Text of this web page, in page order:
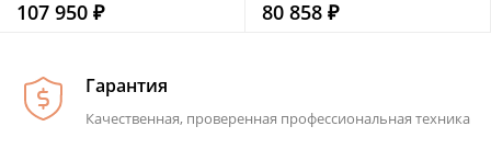
107 950 ₽ 80 858 ₽
Гарантия
Качественная, проверенная профессиональная техника